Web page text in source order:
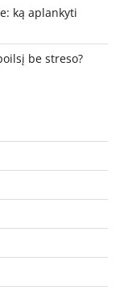
ką aplankyti
be streso?